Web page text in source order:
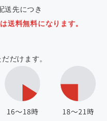
送先につき
料無料になります。
だけます。